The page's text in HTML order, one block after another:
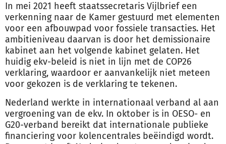
In mei 2021 heeft staatssecretaris Vijlbrief een
verkenning naar de Kamer gestuurd met elementen
voor een afbouwpad voor fossiele transacties. Het
ambitieniveau daarvan is door het demissionaire
kabinet aan het volgende kabinet gelaten. Het
huidig ekv-beleid is niet in lijn met de COP26
verklaring, waardoor er aanvankelijk niet meteen
voor gekozen is de verklaring te tekenen.
Nederland werkte in internationaal verband al aan
vergroening van de ekv. In oktober is in OESO- en
G20-verband bereikt dat internationale publieke
financiering voor kolencentrales beëindigd wordt.